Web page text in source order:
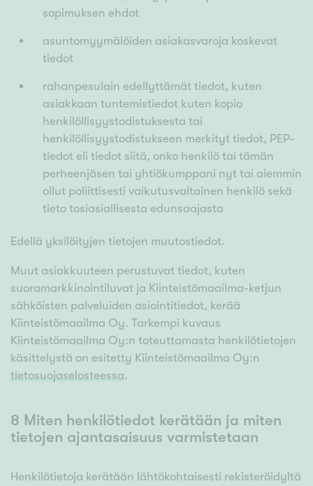
sopimuksen ehdot
asuntomyymälöiden asiakasvaroja koskevat
tiedot
rahanpesulain edellyttämät tiedot, kuten
asiakkaan tuntemistiedot kuten kopio
henkilöllisyystodistuksesta tai
henkilöllisyystodistukseen merkityt tiedot, PEP-
tiedot eli tiedot siitä, onko henkilö tai tämän
perheenjäsen tai yhtiökumppani nyt tai aiemmin
ollut poliittisesti vaikutusvaltainen henkilö sekä
tieto tosiasiallisesta edunsaajasta
Edellä yksilöityjen tietojen muutostiedot.
Muut asiakkuuteen perustuvat tiedot, kuten
suoramarkkinointiluvat ja Kiinteistömaailma-ketjun
sähköisten palveluiden asiointitiedot, kerää
Kiinteistömaailma Oy. Tarkempi kuvaus
Kiinteistömaailma Oy:n toteuttamasta henkilötietojen
käsittelystä on esitetty Kiinteistömaailma Oy:n
tietosuojaselosteessa.
8 Miten henkilötiedot kerätään ja miten
tietojen ajantasaisuus varmistetaan
Henkilötietoja kerätään lähtökohtaisesti rekisteröidyltä